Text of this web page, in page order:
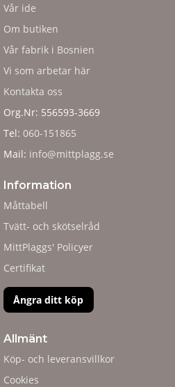
Vår ide
Om butiken
Vår fabrik i Bosnien
Vi som arbetar här
Kontakta oss
Org.Nr: 556593-3669
Tel: 060-151865
Mail: info@mittplagg.se
Information
Måttabell
Tvätt- och skötselråd
MittPlaggs' Policyer
Certifikat
Ångra ditt köp
Allmänt
Köp- och leveransvillkor
Cookies